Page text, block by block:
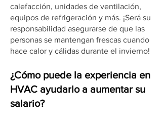
calefacción, unidades de ventilación,
equipos de refrigeración y más. ¡Será su
responsabilidad asegurarse de que las
personas se mantengan frescas cuando
hace calor y cálidas durante el invierno!
¿Cómo puede la experiencia en
HVAC ayudarlo a aumentar su
salario?